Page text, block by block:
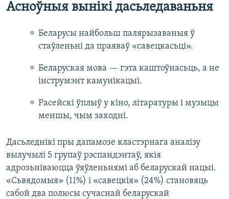
Асноўныя вынікі дасьледаваньня
Беларусы найбольш палярызаваныя ў
стаўленьні да праяваў «савецкасьці».
Беларуская мова — гэта каштоўнасьць, а не
інструмэнт камунікацыі.
Расейскі ўплыў у кіно, літаратуры і музыцы
меншы, чым заходні.
Дасьледнікі пры дапамозе кластэрнага аналізу
вылучылі 5 групаў рэспандэнтаў, якія
адрозьніваюцца ўяўленьнямі аб беларускай нацыі.
«Сьвядомыя» (11%) і «савецкія» (24%) становяць
сабой два полюсы сучаснай беларускай